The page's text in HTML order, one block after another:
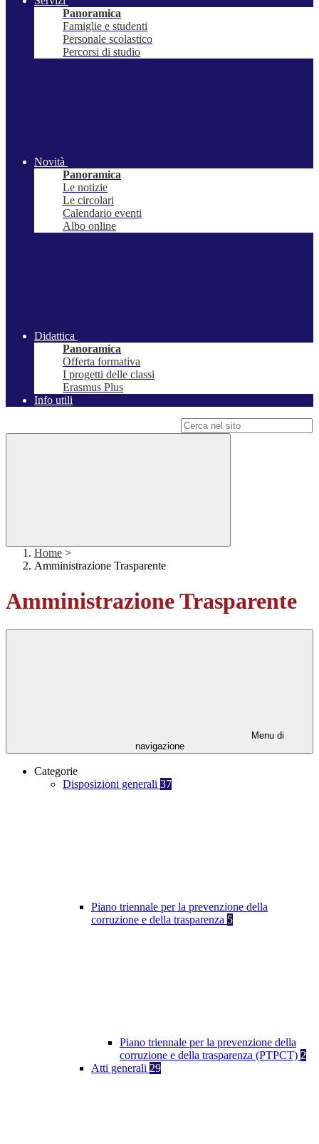
Panoramica
Famiglie e studenti
Personale scolastico
Percorsi di studio
Novità
Panoramica
Le notizie
Le circolari
Calendario eventi
Albo online
Didattica
Panoramica
Offerta formativa
I progetti delle classi
Erasmus Plus
Info utili
Home >
Amministrazione Trasparente
Amministrazione Trasparente
Menu di
navigazione
Categorie
Disposizioni generali 37
Piano triennale per la prevenzione della
corruzione e della trasparenza 5
Piano triennale per la prevenzione della
corruzione e della trasparenza (PTPCT) 2
Atti generali 29